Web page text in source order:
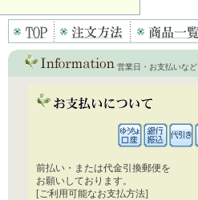
営業日・お支払いなど
前払い・または代金引換郵便を
お願いしております。
[ご利用可能なお支払方法]